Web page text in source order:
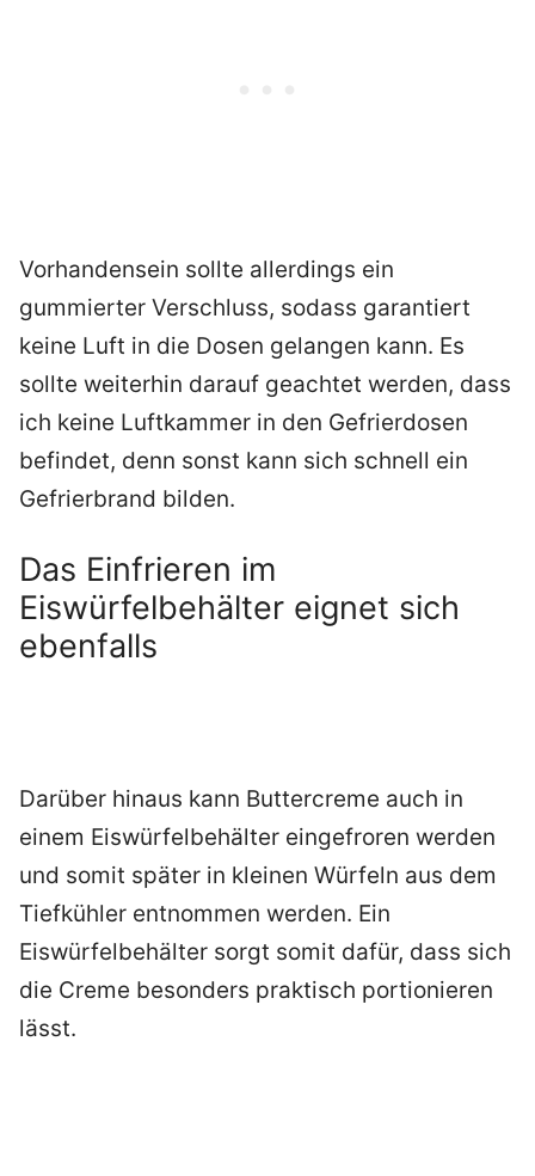
Vorhandensein sollte allerdings ein
gummierter Verschluss, sodass garantiert
keine Luft in die Dosen gelangen kann. Es
sollte weiterhin darauf geachtet werden, dass
ich keine Luftkammer in den Gefrierdosen
befindet, denn sonst kann sich schnell ein
Gefrierbrand bilden.
Das Einfrieren im
Eiswürfelbehälter eignet sich
ebenfalls
Darüber hinaus kann Buttercreme auch in
einem Eiswürfelbehälter eingefroren werden
und somit später in kleinen Würfeln aus dem
Tiefkühler entnommen werden. Ein
Eiswürfelbehälter sorgt somit dafür, dass sich
die Creme besonders praktisch portionieren
lässt.